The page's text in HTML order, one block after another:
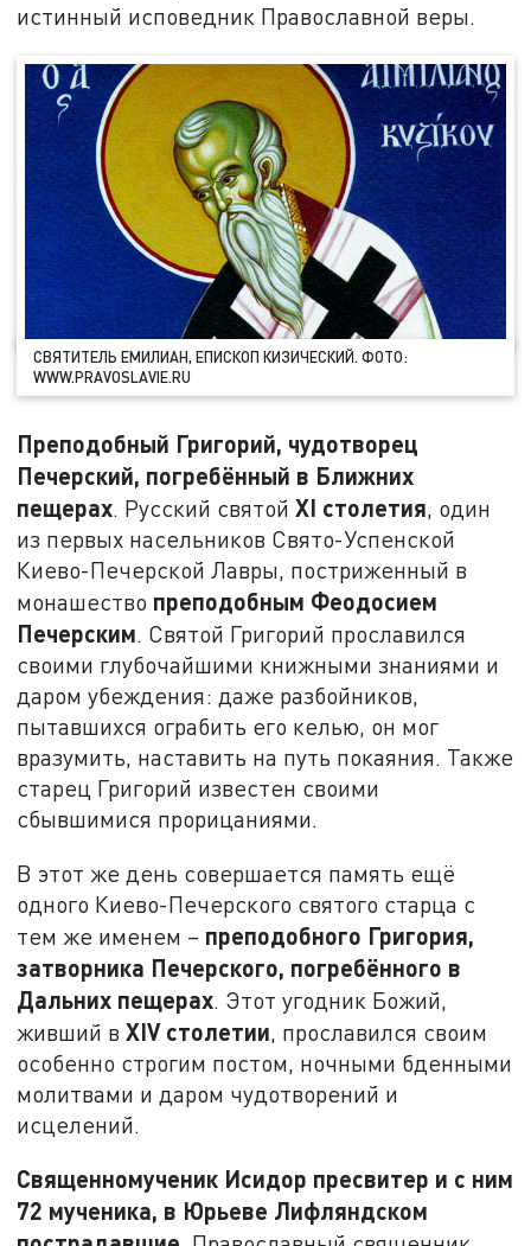
истинный исповедник Православной веры.
СВЯТИТЕЛЬ ЕМИЛИАН, ЕПИСКОП КИЗИЧЕСКИЙ. ФОТО:
WWW.PRAVOSLAVIE.RU
Преподобный Григорий, чудотворец
Печерский, погребённый в Ближних
пещерах. Русский святойXI столетия, один
из первых насельников Свято-Успенской
Киево-Печерской Лавры, постриженный в
монашество преподобным Феодосием
Печерским. Святой Григорий прославился
своими глубочайшими книжными знаниями и
даром убеждения: даже разбойников,
пытавшихся ограбить его келью, он мог
вразумить, наставить на путь покаяния. Также
старец Григорий известен своими
сбывшимися прорицаниями.
В этот же день совершается память ещё
одного Киево-Печерского святого старца с
тем же именем – преподобного Григория,
затворника Печерского, погребённого в
Дальних пещерах. Этот угодник Божий,
живший вXIV столетии, прославился своим
особенно строгим постом, ночными бденными
молитвами и даром чудотворений и
исцелений.
Священномученик Исидор пресвитер и с ним
72 мученика, в Юрьеве Лифляндском